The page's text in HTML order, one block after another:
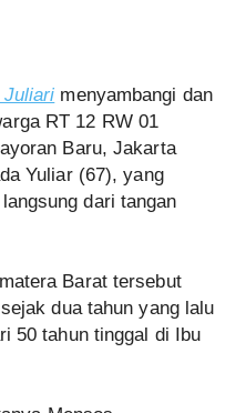
Juliari menyambangi dan
RT 12 RW 01
Baru, Jakarta
Yuliar (67), yang
dari tangan
Barat tersebut
dua tahun yang lalu
50 tahun tinggal di Ibu